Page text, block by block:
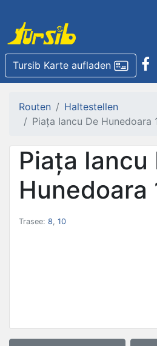
Tursib Karte aufladen
Routen
Haltestellen
Piața Iancu De Hunedoara
Piața Iancu
Hunedoara
Trasee: 8, 10